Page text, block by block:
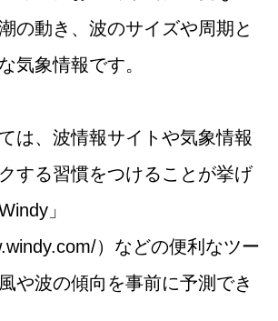
の動き、波のサイズや周期と
気象情報です。
は、波情報サイトや気象情報
する習慣をつけることが挙げ
」
） などの便利なツー
や波の傾向を事前に予測でき